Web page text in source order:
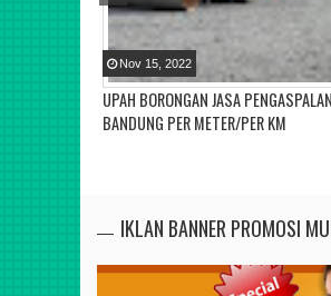
UPAH BORONGAN JASA
BANDUNG PER METER/PER KM
Nov 15, 2022
IKLAN BANNER PROMOSI